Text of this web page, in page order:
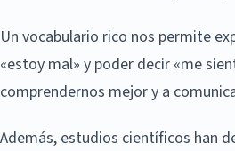
Un vocabulario rico nos permite
«estoy mal» y poder decir «me
comprendernos mejor y a
Además, estudios científicos han